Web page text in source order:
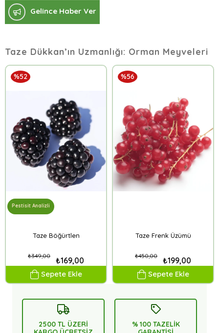
Gelince Haber Ver
Taze Dükkan’ın Uzmanlığı: Orman Meyveleri
Taze Böğürtlen
₺169,00
₺349,00
Sepete Ekle
Pestisit Analizli
%52
Taze Frenk Üzümü
₺199,00
₺450,00
Sepete Ekle
%56
2500 TL ÜZERİ
% 100 TAZELİK